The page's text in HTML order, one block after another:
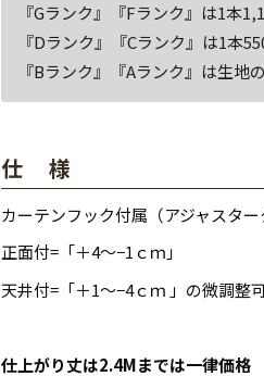
『Gランク』『Fランク』は1本
『Dランク』『Cランク』は1本
『Bランク』『Aランク』は生
仕 様
カーテンフック付属（アジャスター
正面付=「＋4～−1ｃｍ」
天井付=「＋1～−4ｃｍ 」の微調整
仕上がり丈は2.4Mまでは一律価格